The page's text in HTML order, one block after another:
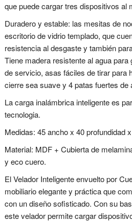
que puede cargar tres dispositivos al
Duradero y estable: las mesitas de
escritorio de vidrio templado, que
resistencia al desgaste y también
Tiene madera resistente al agua
de servicio, asas fáciles de tirar para
cierre sea suave y 4 patas fuertes de
La carga inalámbrica inteligente es
tecnologia.
Medidas: 45 ancho x 40 profundidad
Material: MDF + Cubierta de
y eco cuero.
El Velador Inteligente envuelto por
mobiliario elegante y práctica que
con un diseño sofisticado. Con su
este velador permite cargar